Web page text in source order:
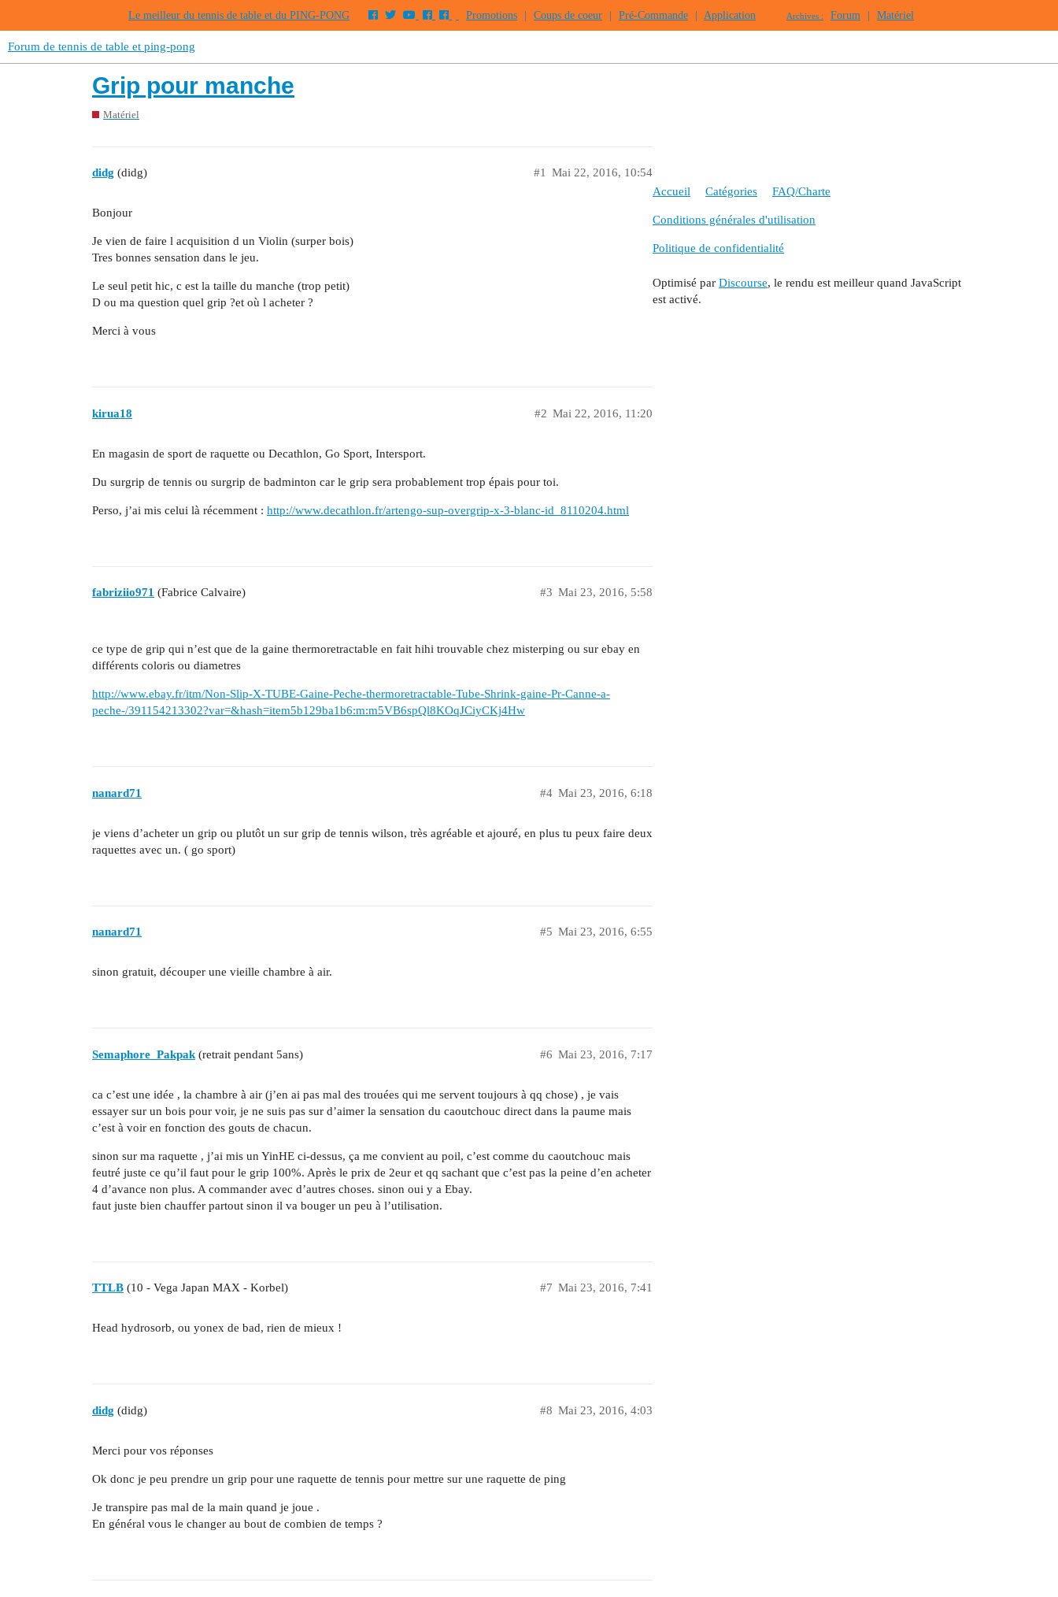
Le meilleur du tennis de table et du PING-PONG Promotions Coups de coeur Pré-Commande Application Archives : Forum Matériel
Forum de tennis de table et ping-pong
Grip pour manche
Matériel
didg (didg) Mai 22, 2016, 10:54
#1
Bonjour
Je vien de faire l acquisition d un Violin (surper bois)
Tres bonnes sensation dans le jeu.
Le seul petit hic, c est la taille du manche (trop petit)
D ou ma question quel grip ?et où l acheter ?
Merci à vous
kirua18 Mai 22, 2016, 11:20
#2
En magasin de sport de raquette ou Decathlon, Go Sport, Intersport.
Du surgrip de tennis ou surgrip de badminton car le grip sera probablement trop épais pour toi.
Perso, j’ai mis celui là récemment : http://www.decathlon.fr/artengo-sup-overgrip-x-3-blanc-id_8110204.html
fabriziio971 (Fabrice Calvaire) Mai 23, 2016, 5:58
#3
ce type de grip qui n’est que de la gaine thermoretractable en fait hihi trouvable chez misterping ou sur ebay en
différents coloris ou diametres
http://www.ebay.fr/itm/Non-Slip-X-TUBE-Gaine-Peche-thermoretractable-Tube-Shrink-gaine-Pr-Canne-a-
peche-/391154213302?var=&hash=item5b129ba1b6:m:m5VB6spQl8KOqJCiyCKj4Hw
nanard71 Mai 23, 2016, 6:18
#4
je viens d’acheter un grip ou plutôt un sur grip de tennis wilson, très agréable et ajouré, en plus tu peux faire deux
raquettes avec un. ( go sport)
nanard71 Mai 23, 2016, 6:55
#5
sinon gratuit, découper une vieille chambre à air.
Semaphore_Pakpak (retrait pendant 5ans) Mai 23, 2016, 7:17
#6
ca c’est une idée , la chambre à air (j’en ai pas mal des trouées qui me servent toujours à qq chose) , je vais
essayer sur un bois pour voir, je ne suis pas sur d’aimer la sensation du caoutchouc direct dans la paume mais
c’est à voir en fonction des gouts de chacun.
sinon sur ma raquette , j’ai mis un YinHE ci-dessus, ça me convient au poil, c’est comme du caoutchouc mais
feutré juste ce qu’il faut pour le grip 100%. Après le prix de 2eur et qq sachant que c’est pas la peine d’en acheter
4 d’avance non plus. A commander avec d’autres choses. sinon oui y a Ebay.
faut juste bien chauffer partout sinon il va bouger un peu à l’utilisation.
TTLB (10 - Vega Japan MAX - Korbel) Mai 23, 2016, 7:41
#7
Head hydrosorb, ou yonex de bad, rien de mieux !
didg (didg) Mai 23, 2016, 4:03
#8
Merci pour vos réponses
Ok donc je peu prendre un grip pour une raquette de tennis pour mettre sur une raquette de ping
Je transpire pas mal de la main quand je joue .
En général vous le changer au bout de combien de temps ?
Accueil Catégories FAQ/Charte
Conditions générales d'utilisation
Politique de confidentialité
Optimisé par Discourse, le rendu est meilleur quand JavaScript
est activé.